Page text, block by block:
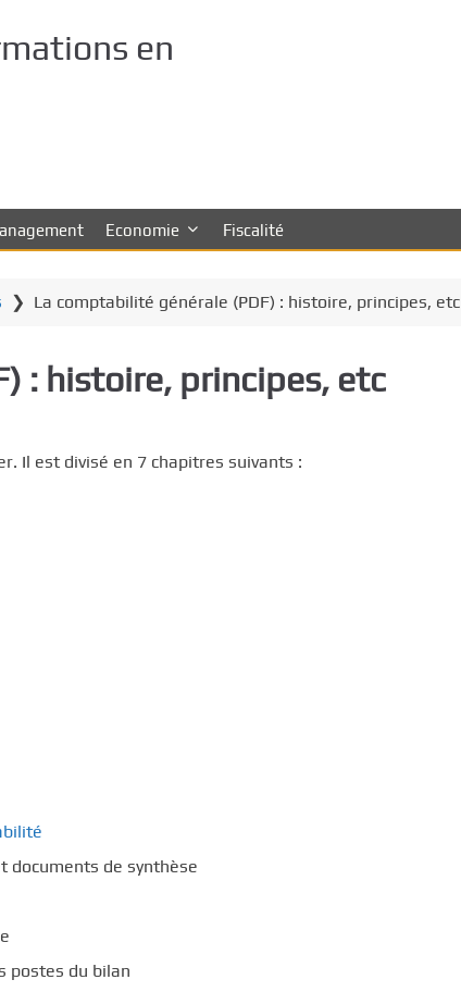
en
Economie Fiscalité
❯ La comptabilité générale (PDF) : histoire, principes, etc
: histoire, principes, etc
Il est divisé en 7 chapitres suivants :
documents de synthèse
postes du bilan